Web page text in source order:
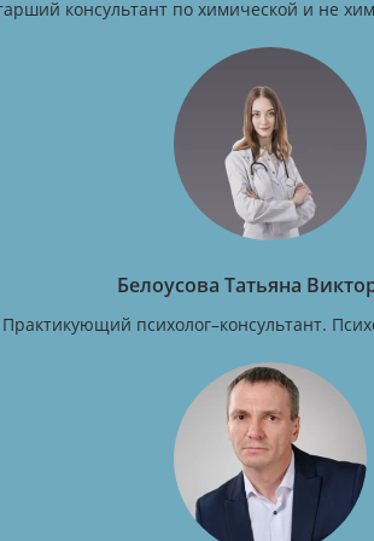
консультант по химической и не
Белоусова Татьяна
Практикующий психолог–консультант.